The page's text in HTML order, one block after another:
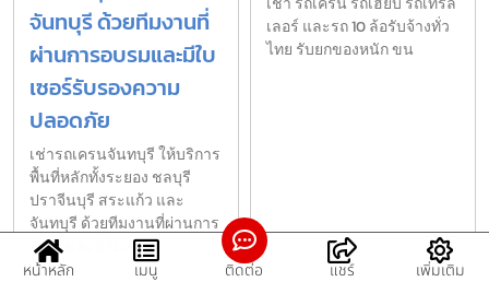
จันทบุรี ด้วยทีมงานที่
ผ่านการอบรมและมีใบ
เซอร์รับรองความ
ปลอดภัย
เช่ารถเครนจันทบุรี ให้บริการ
พื้นที่หลักทั้งระยอง ชลบุรี
ปราจีนบุรี สระแก้ว และ
จันทบุรี ด้วยทีมงานที่ผ่านการ
อบรมและมีใบเซ
เลอร์ และรถ 10 ล้อรับจ้างทั่ว
ไทย รับยกของหนัก ขน
หน้าหลัก เมนู ติดต่อ แชร์ เพิ่มเติม